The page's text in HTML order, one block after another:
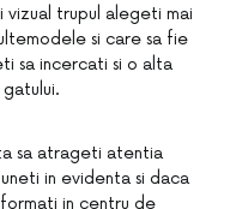
trupul alegeti mai
si care sa fie
sa incercati si o alta
sa atrageti atentia
in evidenta si daca
in centru de